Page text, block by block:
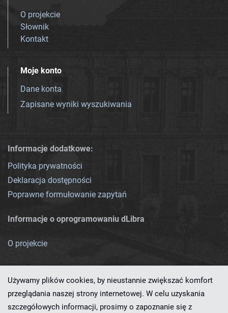
O projekcie
Słownik
Kontakt
Moje konto
Dane konta
Zapisane wyniki wyszukiwania
Informacje dodatkowe:
Polityka prywatności
Deklaracja dostępności
Poprawne formułowanie zapytań
Informacje o oprogramowaniu dLibra
O projekcie
Używamy plików cookies, by nieustannie zwiększać komfort
przeglądania naszej strony internetowej. W celu uzyskania
szczegółowych informacji, prosimy o zapoznanie się z